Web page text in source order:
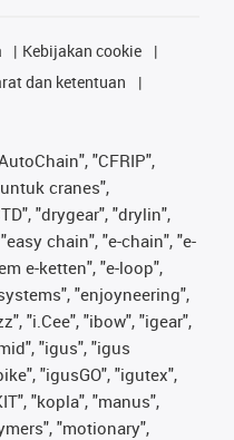
Kebijakan cookie
dan ketentuan
"CFRIP",
cranes",
"drygear", "drylin",
chain", "e-chain", "e-
e-ketten", "e-loop",
"enjoyneering",
"i.Cee", "ibow", "igear",
"igus", "igus
"igusGO", "igutex",
"kopla", "manus",
"motionary",